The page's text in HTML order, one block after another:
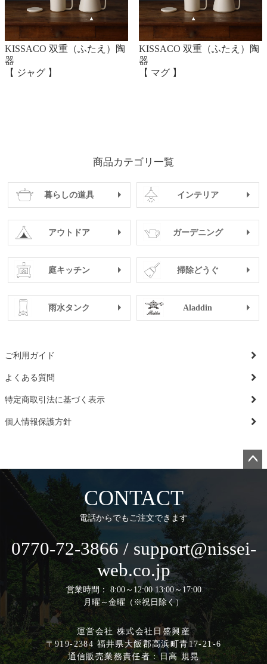
類とは、別に洗浄して下さい。
器の底が濡れている時は、よく拭き取ってから火にか
けてください。また空焚き厳禁ですので十分にご注意
ください。揚げ物用としては危険ですので絶対にお使
膨張の吸収をし易くなる素材です。ご使用中に土鍋の
作業をしてください。
KISSACO 双重（ふたえ）陶
器
【 ジャグ 】
KISSACO 双重（ふたえ）陶
器
【 マグ 】
商品カテゴリ一覧
暮らしの道具 インテリア
アウトドア ガーデニング
庭キッチン 掃除どうぐ
雨水タンク Aladdin
ご利用ガイド
よくある質問
特定商取引法に基づく表示
個人情報保護方針
CONTACT
電話からでもご注文できます
0770-72-3866 / support@nissei-
web.co.jp
営業時間： 8:00～12:00 13:00～17:00
月曜～金曜（※祝日除く）
運営会社 株式会社日盛興産
〒919-2384 福井県大飯郡高浜町青17-21-6
通信販売業務責任者：日高 規晃